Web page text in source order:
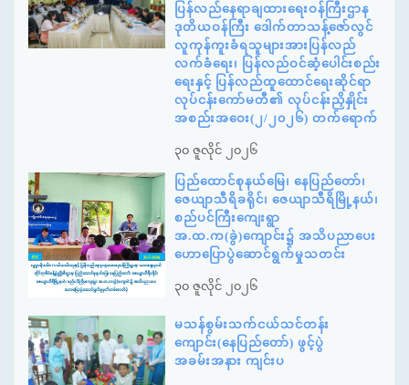
ပြန်လည်နေရာချထားရေးဝန်ကြီးဌာန
ဒုတိယဝန်ကြီး ဒေါက်တာသန့်ဇော်လွင်
လူကုန်ကူးခံရသူများအားပြန်လည်
လက်ခံရေး၊ ပြန်လည်ဝင်ဆံ့ပေါင်းစည်း
ရေးနှင့် ပြန်လည်ထူထောင်ရေးဆိုင်ရာ
လုပ်ငန်းကော်မတီ၏ လုပ်ငန်းညှိနှိုင်း
အစည်းအဝေး(၂/၂၀၂၆) တက်ရောက်
၃၀ ဇူလိုင် ၂၀၂၆
ပြည်ထောင်စုနယ်မြေ၊ နေပြည်တော်၊
ဇေယျာသီရိခရိုင်၊ ဇေယျာသီရိမြို့နယ်၊
စည်ပင်ကြီးကျေးရွာ
အ.ထ.က(ခွဲ)ကျောင်း၌ အသိပညာပေး
ဟောပြောပွဲဆောင်ရွက်မှုသတင်း
၃၀ ဇူလိုင် ၂၀၂၆
မသန်စွမ်းသက်ငယ်သင်တန်း
ကျောင်း(နေပြည်တော်) ဖွင့်ပွဲ
အခမ်းအနား ကျင်းပ